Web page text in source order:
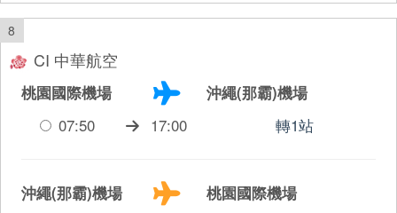
8
CI 中華航空
桃園國際機場
沖繩(那霸)機場
07:50
17:00 轉1站
沖繩(那霸)機場
桃園國際機場